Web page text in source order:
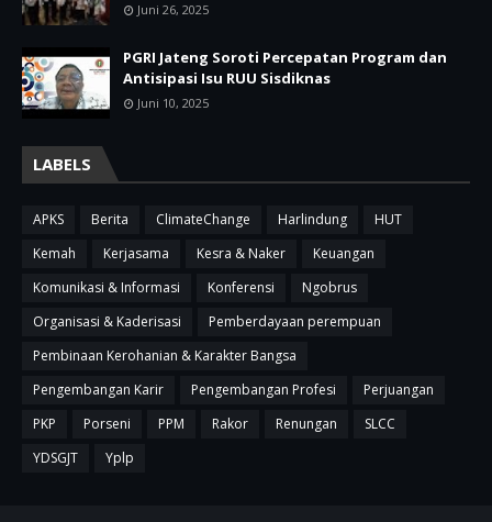
Juni 26, 2025
PGRI Jateng Soroti Percepatan Program dan
Antisipasi Isu RUU Sisdiknas
Juni 10, 2025
LABELS
APKS Berita ClimateChange Harlindung
HUT
Kemah
Kerjasama Kesra & Naker
Keuangan
Komunikasi & Informasi
Konferensi
Ngobrus
Organisasi & Kaderisasi
Pemberdayaan perempuan
Pembinaan Kerohanian & Karakter Bangsa
Pengembangan Karir
Pengembangan Profesi
Perjuangan
PKP
Porseni PPM Rakor Renungan
SLCC
YDSGJT
Yplp